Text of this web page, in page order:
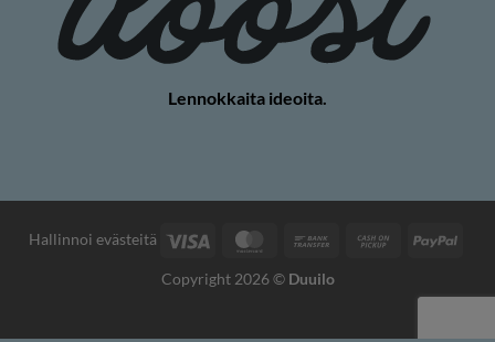
Lennokkaita ideoita.
Hallinnoi evästeitä Visa MasterCardPankkisiirtoKäteisellä
Copyright 2026 © Duuilo